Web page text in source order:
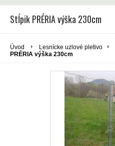
Stĺpik PRÉRIA výška 230cm
Úvod Lesnícke uzlové pletivo
PRÉRIA výška 230cm